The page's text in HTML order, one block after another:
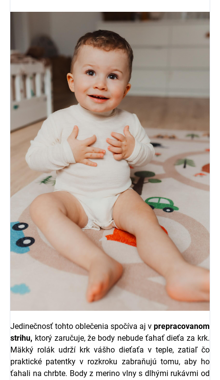
Jedinečnosť tohto oblečenia spočíva aj v prepracovanom
strihu, ktorý zaručuje, že body nebude ťahať dieťa za krk.
Mäkký rolák udrží krk vášho dieťaťa v teple, zatiaľ čo
praktické patentky v rozkroku zabraňujú tomu, aby ho
ťahali na chrbte. Body z merino vlny s dlhými rukávmi od